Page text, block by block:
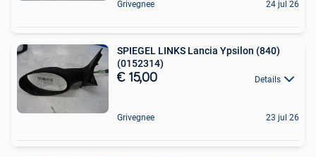
Grivegnee 24 jul 26
SPIEGEL LINKS Lancia Ypsilon (840)
(0152314)
€ 15,00 Details
Grivegnee 23 jul 26